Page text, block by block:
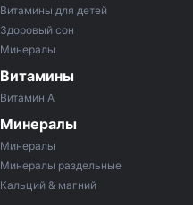
Витамины для детей
Здоровый сон
Минералы
Витамины
Витамин A
Минералы
Минералы
Минералы раздельные
Кальций & магний